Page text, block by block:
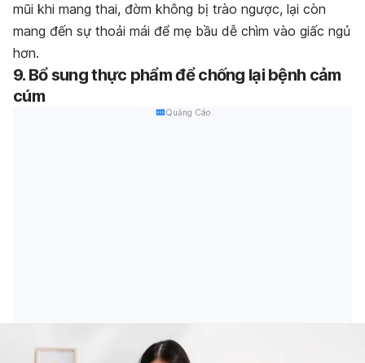
mũi khi mang thai, đờm không bị trào ngược, lại còn
mang đến sự thoải mái để mẹ bầu dễ chìm vào giấc ngủ
hơn.
9. Bổ sung thực phẩm để chống lại bệnh cảm
cúm
Quảng Cáo